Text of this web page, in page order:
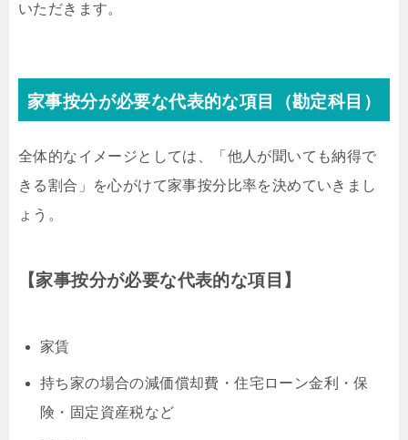
いただきます。
家事按分が必要な代表的な項目（勘定科目）
全体的なイメージとしては、「他人が聞いても納得で
きる割合」を心がけて家事按分比率を決めていきまし
ょう。
【家事按分が必要な代表的な項目】
家賃
持ち家の場合の減価償却費・住宅ローン金利・保
険・固定資産税など